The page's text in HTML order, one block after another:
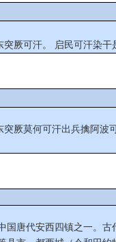
启民可汗（？—609
厥莫何可汗出兵擒阿
民属塞种。11世纪，人种和语言逐渐回鹘